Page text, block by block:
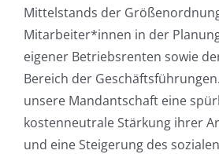
Mittelstands der
Mitarbeiter*innen in der
eigener Betriebsrenten sowie
Bereich der
unsere Mandantschaft eine
kostenneutrale Stärkung ihrer
und eine Steigerung des sozialen